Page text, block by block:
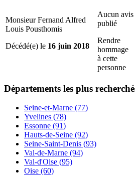
Monsieur Fernand Alfred
Louis Pousthomis
Décédé(e) le 16 juin 2018
Aucun avis
publié
Rendre
hommage
à cette
personne
Départements les plus
Seine-et-Marne (77)
Yvelines (78)
Essonne (91)
Hauts-de-Seine (92)
Seine-Saint-Denis (93)
Val-de-Marne (94)
Val-d'Oise (95)
Oise (60)